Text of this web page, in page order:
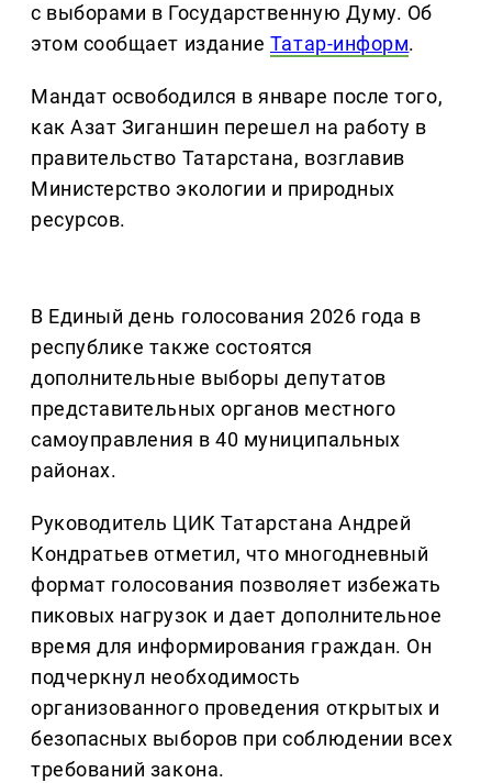
с выборами в Государственную Думу. Об
этом сообщает издание Татар-информ.
Мандат освободился в январе после того,
как Азат Зиганшин перешел на работу в
правительство Татарстана, возглавив
Министерство экологии и природных
ресурсов.
В Единый день голосования 2026 года в
республике также состоятся
дополнительные выборы депутатов
представительных органов местного
самоуправления в 40 муниципальных
районах.
Руководитель ЦИК Татарстана Андрей
Кондратьев отметил, что многодневный
формат голосования позволяет избежать
пиковых нагрузок и дает дополнительное
время для информирования граждан. Он
подчеркнул необходимость
организованного проведения открытых и
безопасных выборов при соблюдении всех
требований закона.